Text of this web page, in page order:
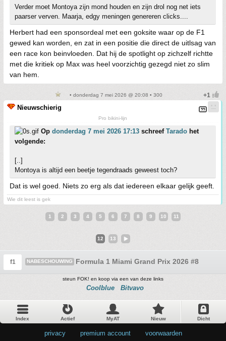
Verder moet Montoya zijn mond houden en zijn drol nog net iets
paarser verven. Maarja, edgy meningen genereren clicks....
Herbert had een sponsordeal met een goksite waar op de F1
gewed kan worden, en zat in een positie die direct de uitlsag van
een race kon beinvloeden. Dat hij de spotlight op zichzelf richtte
met die kritiek op Max was heel voorzichtig gezegd niet zo slim
van hem.
• donderdag 7 mei 2026 @ 20:08 • 300
Nieuwschierig
Pro bikini-lijn
Op donderdag 7 mei 2026 17:13 schreef Tarado het
volgende:
[..]
Montoya is altijd een beetje tegendraads geweest toch?
Dat is wel goed. Niets zo erg als dat iedereen elkaar gelijk geeft.
Wie dit leest is gek
1 2 3 4 5 6 7 8 9 10 11
12 13
f1 NABESCHOUWING Formula 1 Miami Grand Prix 2026 #8
steun FOK! en koop via een van deze links
Coolblue Bitvavo
Index Actief MyAT Nieuw Dicht
privacy premium account voorwaarden